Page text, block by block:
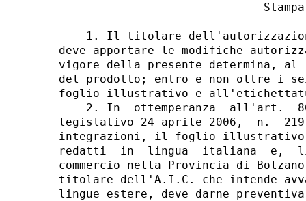
1. Il titolare
deve apportare le modifiche
vigore della presente determina,
del prodotto; entro e non oltre i
foglio illustrativo e
2. In  ottemperanza  all'art.
legislativo 24 aprile 2006,  n.
integrazioni, il foglio illustrativo
redatti  in  lingua  italiana  e,
commercio nella Provincia di
titolare dell'A.I.C. che intende
lingue estere, deve darne